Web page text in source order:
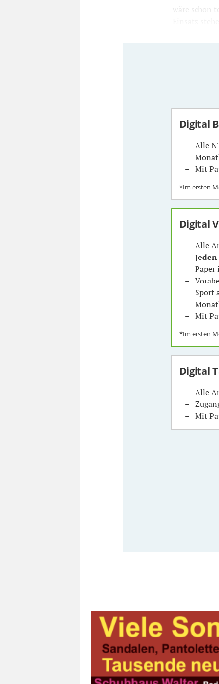
Digital
Alle
Mit
*Im ersten
Digital
Alle
Jeden
Paper
Sport
Mit
*Im ersten
Digital
Alle
Mit